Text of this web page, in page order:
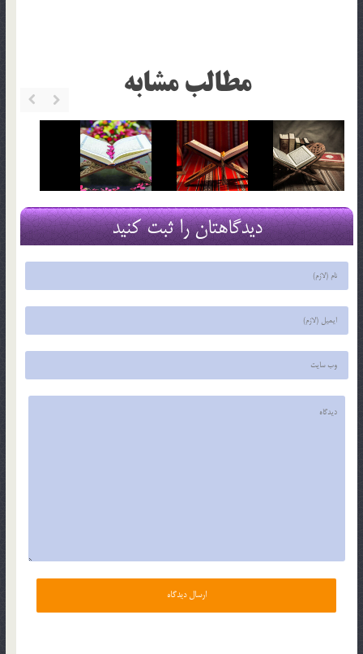
مطالب مشابه
دیدگاهتان را ثبت کنید